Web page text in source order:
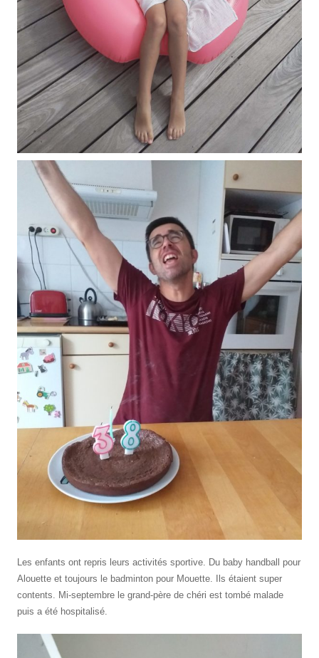
Les enfants ont repris leurs activités sportive. Du baby handball pour
Alouette et toujours le badminton pour Mouette. Ils étaient super
contents. Mi-septembre le grand-père de chéri est tombé malade
puis a été hospitalisé.